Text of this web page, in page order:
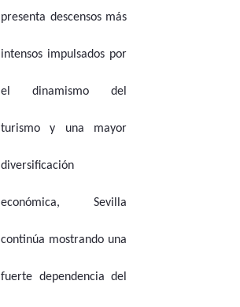
presenta descensos más
intensos impulsados por
el dinamismo del
turismo y una mayor
diversificación
económica, Sevilla
continúa mostrando una
fuerte dependencia del